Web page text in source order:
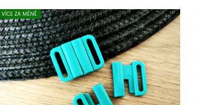
VÍCE ZA MÉNĚ